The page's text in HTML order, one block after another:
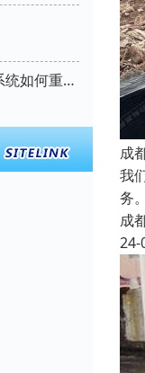
工业厂房屋顶防护的技术革新：SYR系统如何重塑行业标准
成
我
务
成
24-